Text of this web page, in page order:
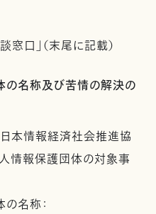
口」（末尾に記載）
名称及び苦情の解決の
本情報経済社会推進協
情報保護団体の対象事
名称：